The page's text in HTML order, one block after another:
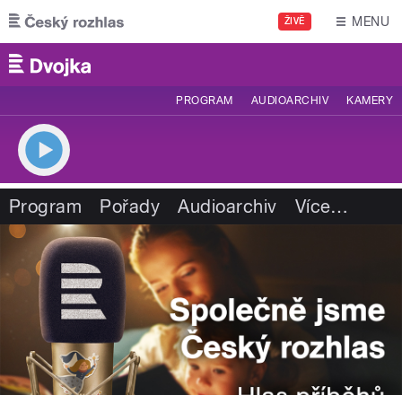
Přejít k hlavnímu obsahu
ŽIVĚ MENU
PROGRAM AUDIOARCHIV KAMERY
Program Pořady Audioarchiv Více…